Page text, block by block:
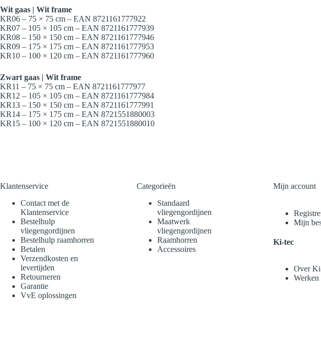
Wit gaas | Wit frame
KR06 – 75 × 75 cm – EAN 8721161777922
KR07 – 105 × 105 cm – EAN 8721161777939
KR08 – 150 × 150 cm – EAN 8721161777946
KR09 – 175 × 175 cm – EAN 8721161777953
KR10 – 100 × 120 cm – EAN 8721161777960
Zwart gaas | Wit frame
KR11 – 75 × 75 cm – EAN 8721161777977
KR12 – 105 × 105 cm – EAN 8721161777984
KR13 – 150 × 150 cm – EAN 8721161777991
KR14 – 175 × 175 cm – EAN 8721551880003
KR15 – 100 × 120 cm – EAN 8721551880010
Klantenservice
Contact met de
Klantenservice
Bestelhulp
vliegengordijnen
Bestelhulp raamhorren
Betalen
Verzendkosten en
levertijden
Retourneren
Garantie
VvE oplossingen
Categorieën
Standaard
vliegengordijnen
Maatwerk
vliegengordijnen
Raamhorren
Accessoires
Mijn account
Mijn
Ki-tec
Over